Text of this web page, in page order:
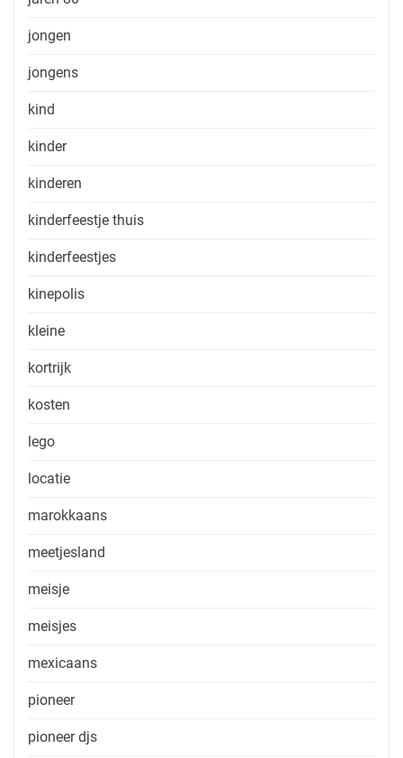
jongen
jongens
kind
kinder
kinderen
kinderfeestje thuis
kinderfeestjes
kinepolis
kleine
kortrijk
kosten
lego
locatie
marokkaans
meetjesland
meisje
meisjes
mexicaans
pioneer
pioneer djs